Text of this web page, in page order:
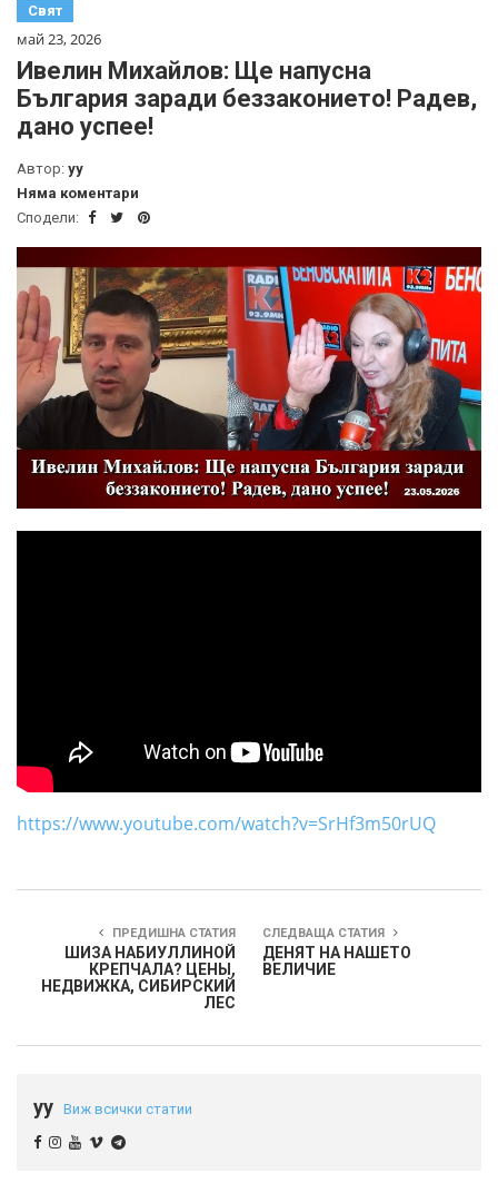
Свят
май 23, 2026
Ивелин Михайлов: Ще напусна
България заради беззаконието! Радев,
дано успее!
Автор: yy
Няма коментари
Сподели:
https://www.youtube.com/watch?v=SrHf3m50rUQ
ПРЕДИШНА СТАТИЯ
ШИЗА НАБИУЛЛИНОЙ
КРЕПЧАЛА? ЦЕНЫ,
НЕДВИЖКА, СИБИРСКИЙ
ЛЕС
СЛЕДВАЩА СТАТИЯ
ДЕНЯТ НА НАШЕТО
ВЕЛИЧИЕ
yy Виж всички статии